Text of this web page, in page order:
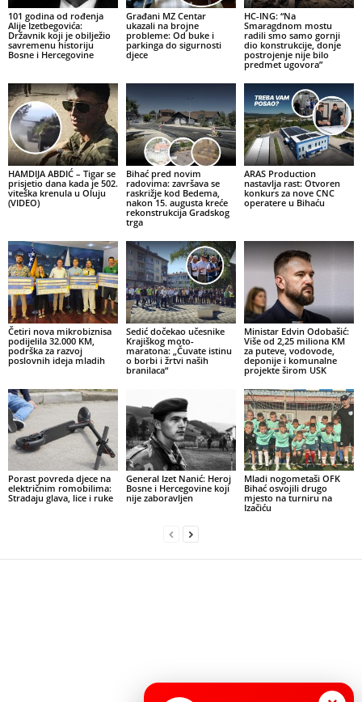
101 godina od rođenja
Alije Izetbegovića:
Državnik koji je obilježio
savremenu historiju
Bosne i Hercegovine
Građani MZ Centar
ukazali na brojne
probleme: Od buke i
parkinga do sigurnosti
djece
HC-ING: “Na
Smaragdnom mostu
radili smo samo gornji
dio konstrukcije, donje
postrojenje nije bilo
predmet ugovora”
HAMDIJA ABDIĆ – Tigar se
prisjetio dana kada je 502.
viteška krenula u Oluju
(VIDEO)
Bihać pred novim
radovima: završava se
raskrižje kod Bedema,
nakon 15. augusta kreće
rekonstrukcija Gradskog
trga
ARAS Production
nastavlja rast: Otvoren
konkurs za nove CNC
operatere u Bihaću
Četiri nova mikrobiznisa
podijelila 32.000 KM,
podrška za razvoj
poslovnih ideja mladih
Sedić dočekao učesnike
Krajiškog moto-
maratona: „Čuvate istinu
o borbi i žrtvi naših
branilaca“
Ministar Edvin Odobašić:
Više od 2,25 miliona KM
za puteve, vodovode,
deponije i komunalne
projekte širom USK
Porast povreda djece na
električnim romobilima:
Stradaju glava, lice i ruke
General Izet Nanić: Heroj
Bosne i Hercegovine koji
nije zaboravljen
Mladi nogometaši OFK
Bihać osvojili drugo
mjesto na turniru na
Izačiću